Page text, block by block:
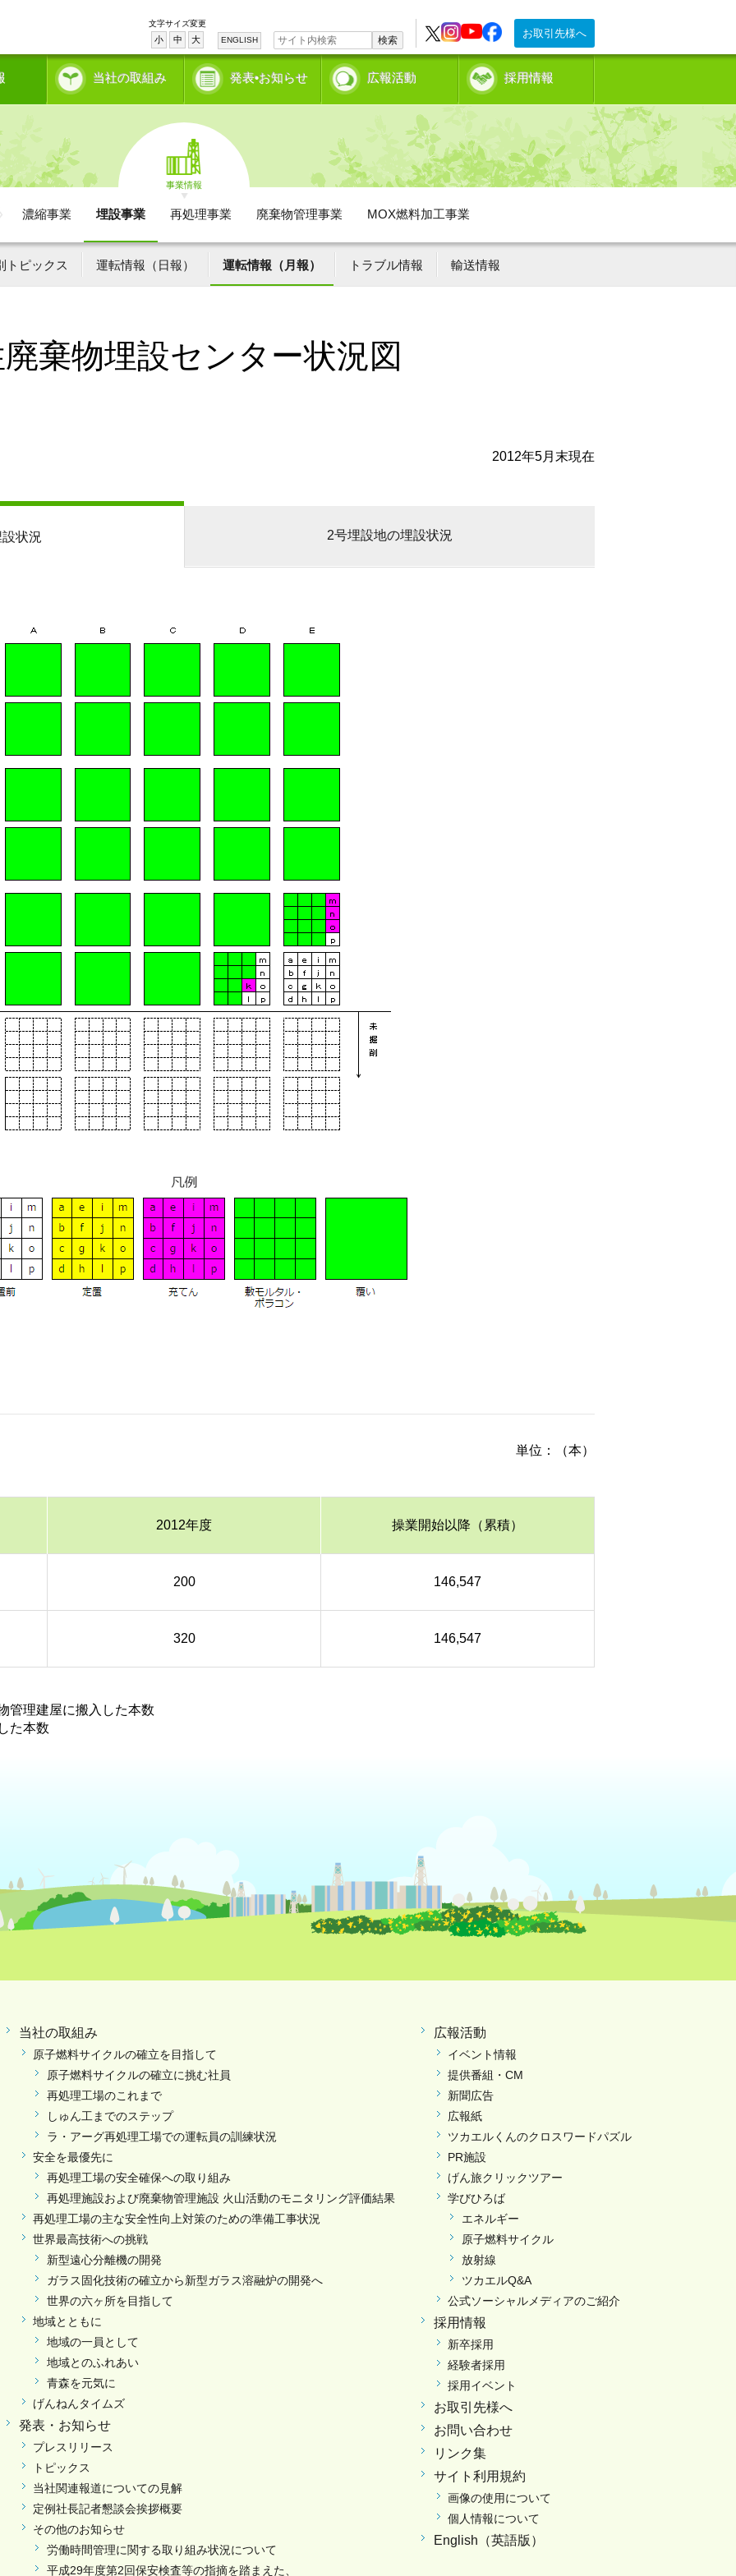
お取引先様へ
検索
文字サイズ変更
小 中 大 ENGLISH
当社の取組み 発表•お知らせ 広報活動 採用情報
事業情報
濃縮事業 埋設事業 再処理事業 廃棄物管理事業 MOX燃料加工事業
トピックス 運転情報（日報） 運転情報（月報） トラブル情報 輸送情報
棄物埋設センター状況図
2012年5月末現在
状況 2号埋設地の埋設状況
単位：（本）
2012年度 操業開始以降（累積）
200 146,547
320 146,547
管理建屋に搬入した本数
た本数
当社の取組み
原子燃料サイクルの確立を目指して
原子燃料サイクルの確立に挑む社員
再処理工場のこれまで
しゅん工までのステップ
ラ・アーグ再処理工場での運転員の訓練状況
安全を最優先に
再処理工場の安全確保への取り組み
再処理施設および廃棄物管理施設 火山活動のモニタリング評価結果
再処理工場の主な安全性向上対策のための準備工事状況
世界最高技術への挑戦
新型遠心分離機の開発
ガラス固化技術の確立から新型ガラス溶融炉の開発へ
世界の六ヶ所を目指して
地域とともに
地域の一員として
地域とのふれあい
青森を元気に
げんねんタイムズ
発表・お知らせ
プレスリリース
トピックス
当社関連報道についての見解
定例社長記者懇談会挨拶概要
その他のお知らせ
労働時間管理に関する取り組み状況について
平成29年度第2回保安検査等の指摘を踏まえた、
広報活動
イベント情報
提供番組・CM
新聞広告
広報紙
ツカエルくんのクロスワードパズル
PR施設
げん旅クリックツアー
学びひろば
エネルギー
原子燃料サイクル
放射線
ツカエルQ&A
公式ソーシャルメディアのご紹介
採用情報
新卒採用
経験者採用
採用イベント
お取引先様へ
お問い合わせ
リンク集
サイト利用規約
画像の使用について
個人情報について
English（英語版）